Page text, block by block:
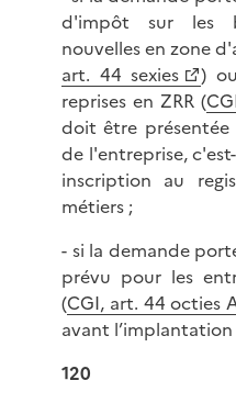
d'impôt sur les
nouvelles en zone
art. 44 sexies
)
reprises en ZRR (
doit être
de l'entreprise,
inscription au
métiers ;
- si la demande
prévu pour les
(CGI, art. 44 octies
avant l’implantation
120